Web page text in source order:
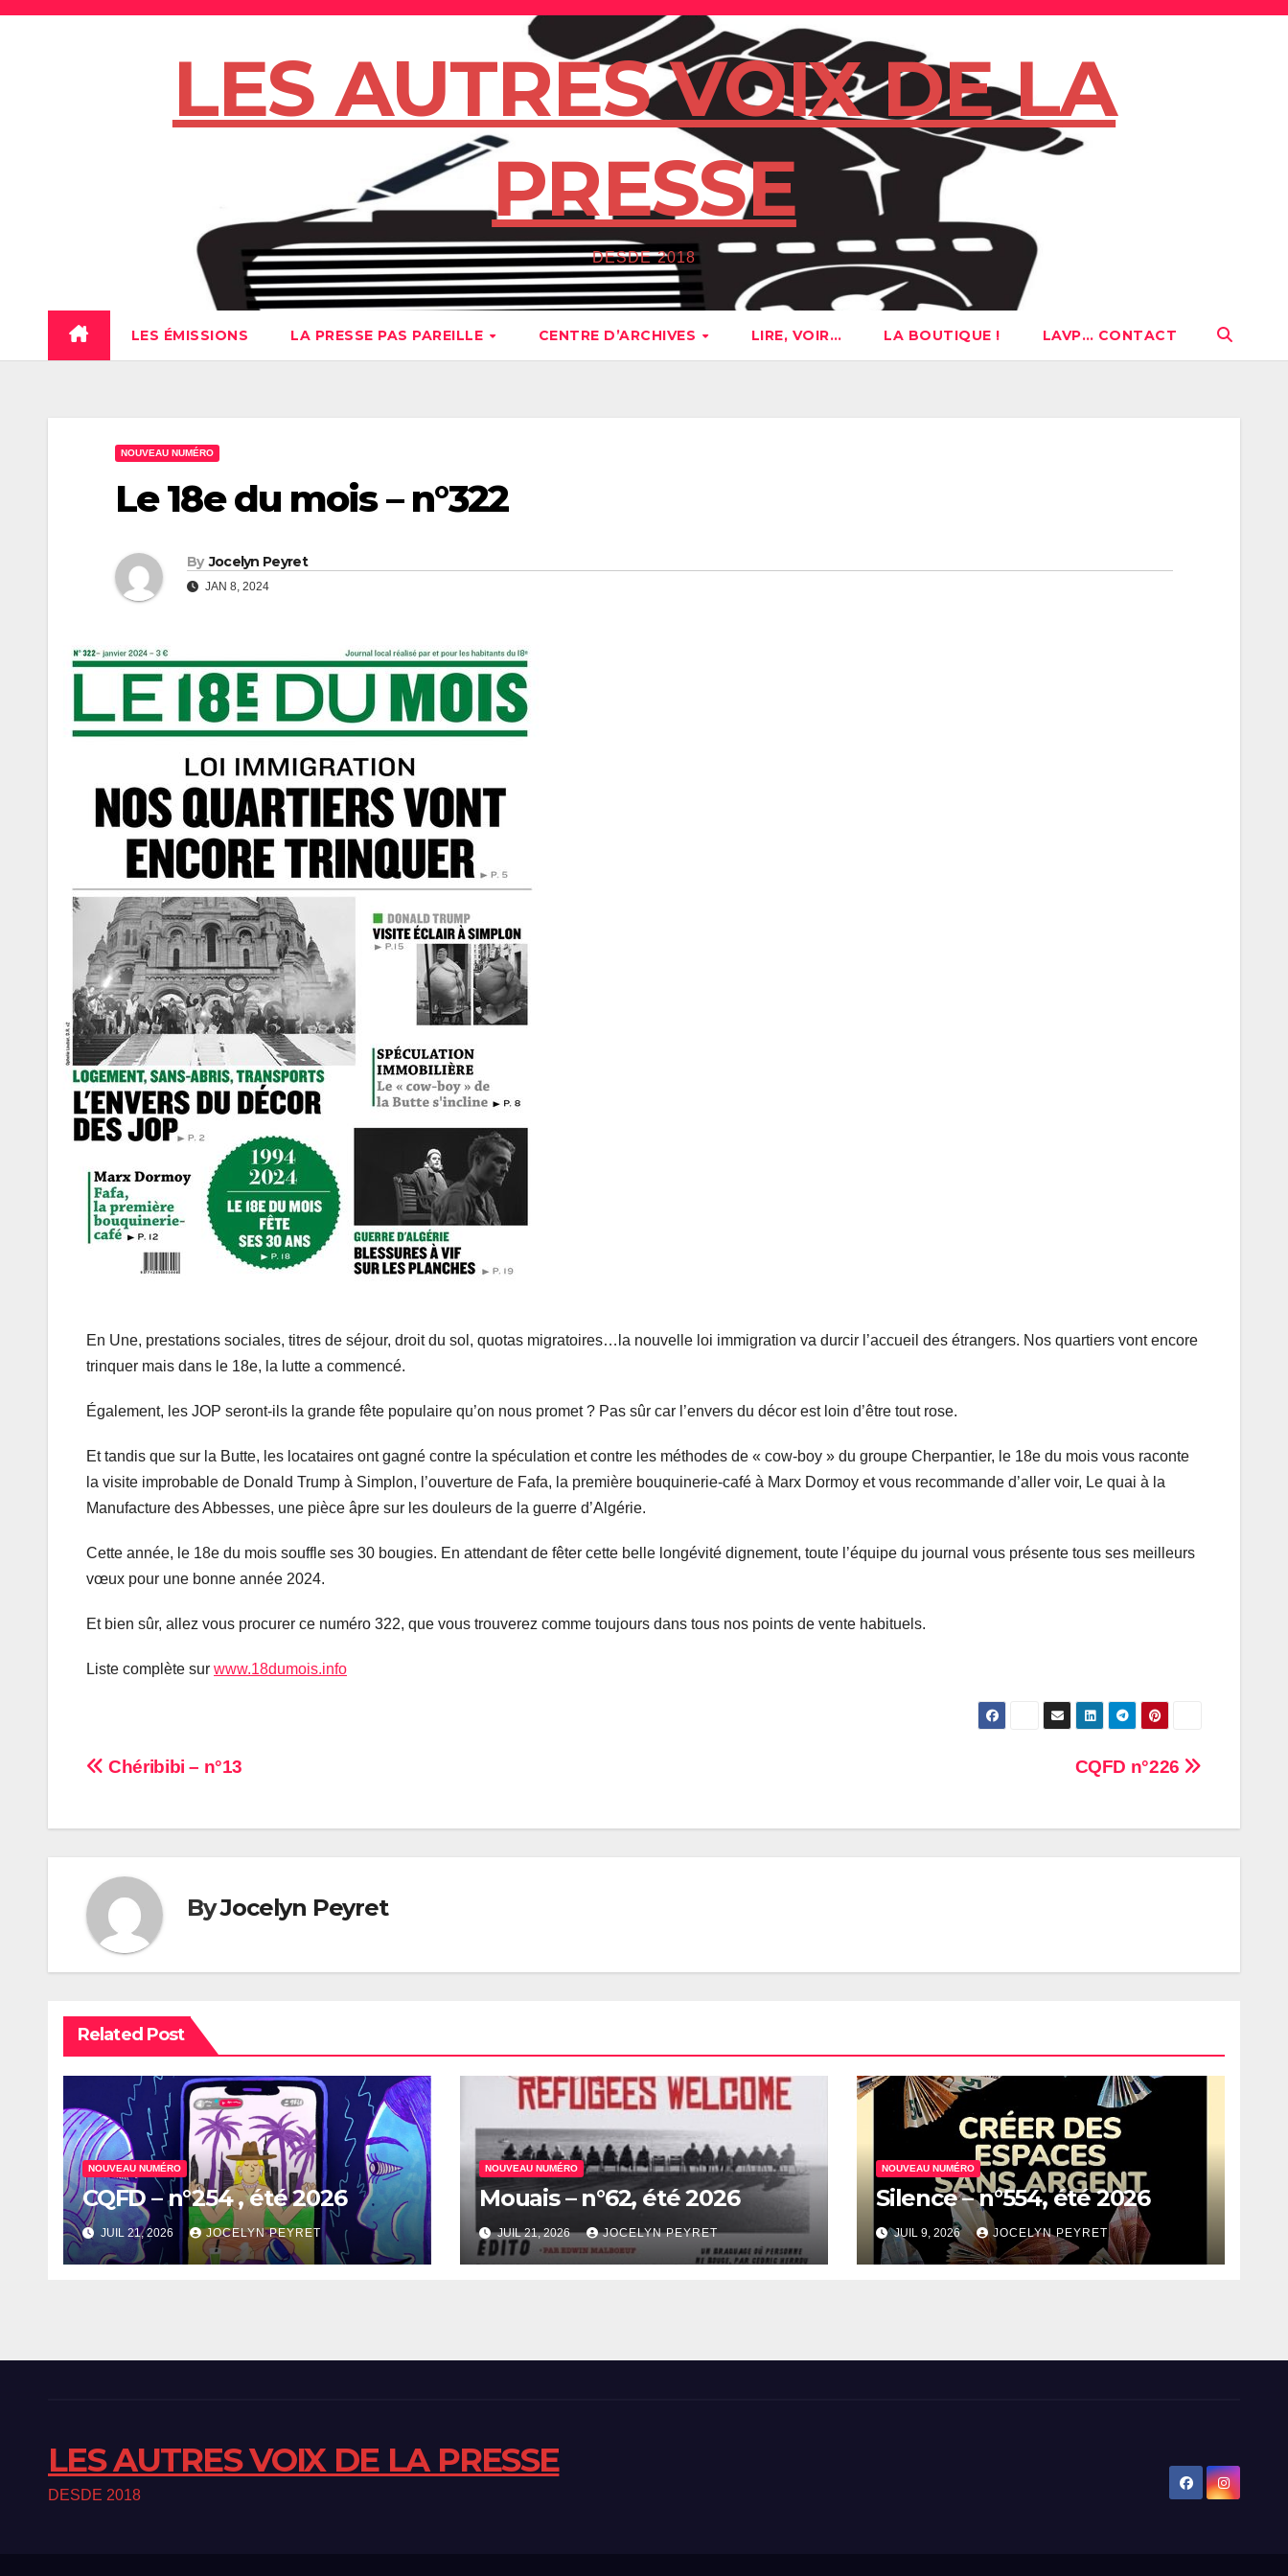
Skip
LES AUTRES VOIX DE LA
PRESSE
DESDE 2018
LES ÉMISSIONS LA PRESSE PAS PAREILLE CENTRE D’ARCHIVES LIRE, VOIR… LA BOUTIQUE ! LAVP… CONTACT
NOUVEAU NUMÉRO
Le 18e du mois – n°322
By Jocelyn Peyret
JAN 8, 2024
En Une, prestations sociales, titres de séjour, droit du sol, quotas migratoires…la nouvelle loi immigration va durcir l’accueil des étrangers. Nos quartiers vont encore
trinquer mais dans le 18e, la lutte a commencé.
Également, les JOP seront-ils la grande fête populaire qu’on nous promet ? Pas sûr car l’envers du décor est loin d’être tout rose.
Et tandis que sur la Butte, les locataires ont gagné contre la spéculation et contre les méthodes de « cow-boy » du groupe Cherpantier, le 18e du mois vous raconte
la visite improbable de Donald Trump à Simplon, l’ouverture de Fafa, la première bouquinerie-café à Marx Dormoy et vous recommande d’aller voir, Le quai à la
Manufacture des Abbesses, une pièce âpre sur les douleurs de la guerre d’Algérie.
Cette année, le 18e du mois souffle ses 30 bougies. En attendant de fêter cette belle longévité dignement, toute l’équipe du journal vous présente tous ses meilleurs
vœux pour une bonne année 2024.
Et bien sûr, allez vous procurer ce numéro 322, que vous trouverez comme toujours dans tous nos points de vente habituels.
Liste complète sur www.18dumois.info
Navigation
CQFD n°226
Chéribibi – n°13
ByJocelyn Peyret
Related Post
NOUVEAU NUMÉRO
CQFD – n°254 , été 2026
JUIL 21, 2026 JOCELYN PEYRET
NOUVEAU NUMÉRO
Mouais – n°62, été 2026
JUIL 21, 2026 JOCELYN PEYRET
NOUVEAU NUMÉRO
Silence – n°554, été 2026
JUIL 9, 2026 JOCELYN PEYRET
LES AUTRES VOIX DE LA PRESSE
DESDE 2018